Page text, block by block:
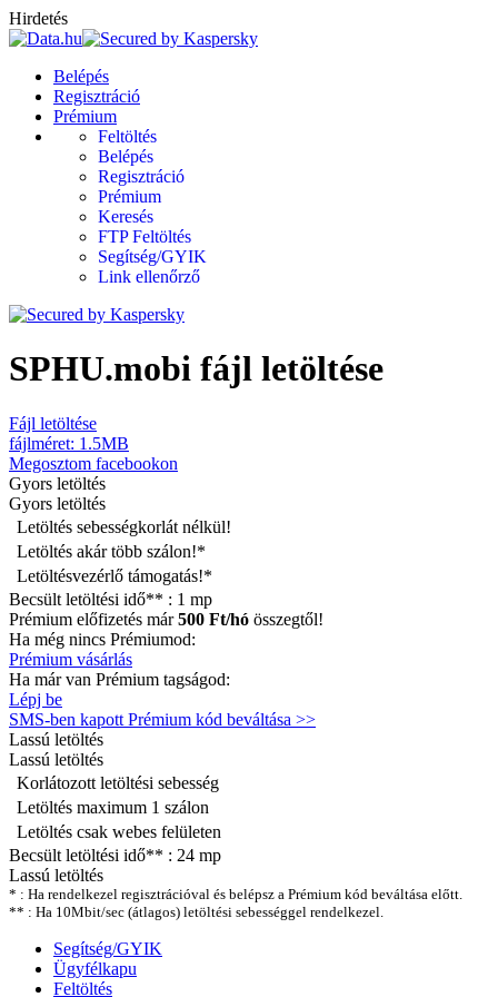
Hirdetés
Belépés
Regisztráció
Prémium
Feltöltés
Belépés
Regisztráció
Prémium
Keresés
FTP Feltöltés
Segítség/GYIK
Link ellenőrző
SPHU.mobi fájl letöltése
Fájl letöltése
fájlméret: 1.5MB
Megosztom facebookon
Gyors letöltés
Gyors letöltés
Letöltés sebességkorlát nélkül!
Letöltés akár több szálon!*
Letöltésvezérlő támogatás!*
Becsült letöltési idő** : 1 mp
Prémium előfizetés már500 Ft/hó összegtől!
Ha még nincs Prémiumod:
Prémium vásárlás
Ha már van Prémium tagságod:
Lépj be
SMS-ben kapott Prémium kód beváltása >>
Lassú letöltés
Lassú letöltés
Korlátozott letöltési sebesség
Letöltés maximum 1 szálon
Letöltés csak webes felületen
Becsült letöltési idő** : 24 mp
Lassú letöltés
* : Ha rendelkezel regisztrációval és belépsz a Prémium kód beváltása előtt.
** : Ha 10Mbit/sec (átlagos) letöltési sebességgel rendelkezel.
Segítség/GYIK
Ügyfélkapu
Feltöltés